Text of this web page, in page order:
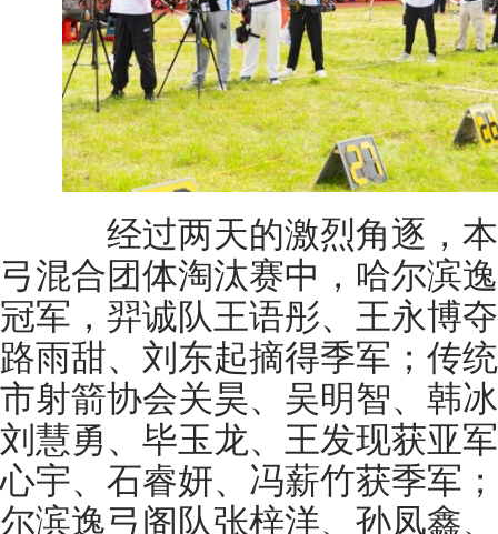
经过两天的激烈角逐，本
弓混合团体淘汰赛中，哈尔滨
冠军，羿诚队王语彤、王永博
路雨甜、刘东起摘得季军；传
市射箭协会关昊、吴明智、韩
刘慧勇、毕玉龙、王发现获亚
心宇、石睿妍、冯薪竹获季军
尔滨逸弓阁队张梓洋、孙凤鑫